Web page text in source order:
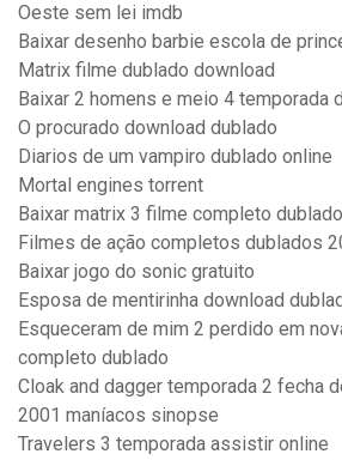
Oeste sem lei imdb
Baixar desenho barbie escola de
Matrix filme dublado download
Baixar 2 homens e meio 4 temporada
O procurado download dublado
Diarios de um vampiro dublado online
Mortal engines torrent
Baixar matrix 3 filme completo dublado
Filmes de ação completos dublados
Baixar jogo do sonic gratuito
Esposa de mentirinha download
Esqueceram de mim 2 perdido em
completo dublado
Cloak and dagger temporada 2 fecha
2001 maníacos sinopse
Travelers 3 temporada assistir online